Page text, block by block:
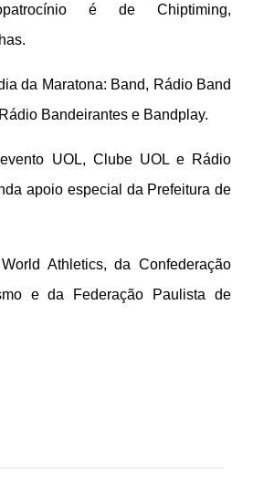
é de Chiptiming,
da Maratona: Band, Rádio Band
Bandeirantes e Bandplay.
UOL, Clube UOL e Rádio
apoio especial da Prefeitura de
Athletics, da Confederação
e da Federação Paulista de